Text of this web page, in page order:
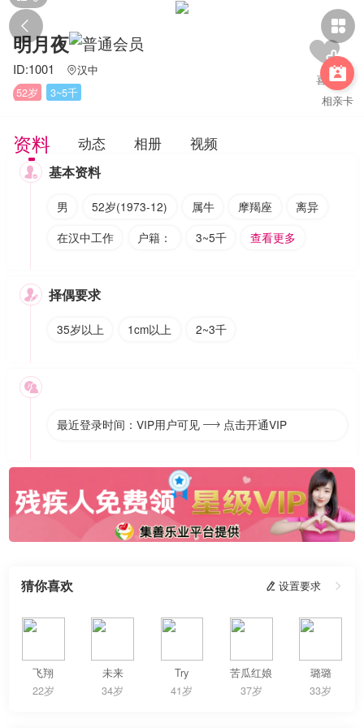
 

相亲卡
明月夜
ID:1001 汉中
52岁
3~5千
资料 动态 相册 视频
 基本资料
男 52岁(1973-12) 属牛 摩羯座
离异
在汉中工作
户籍： 3~5千 查看更多
 择偶要求
35岁以上 1cm以上 2~3千

最近登录时间：VIP用户可见  点击开通VIP
猜你喜欢  设置要求 
飞翔
22岁
未来
34岁
Try
41岁
苦瓜红娘
37岁
璐璐
33岁